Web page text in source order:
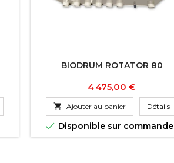
BIODRUM ROTATOR 80
Prix
4 475,00 €
 Ajouter au panier Détails
 Disponible sur commande